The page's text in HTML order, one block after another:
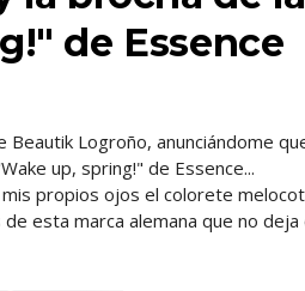
de Essence
Beautik Logroño, anunciándome
up, spring!" de Essence...
propios ojos el colorete
esta marca alemana que no deja